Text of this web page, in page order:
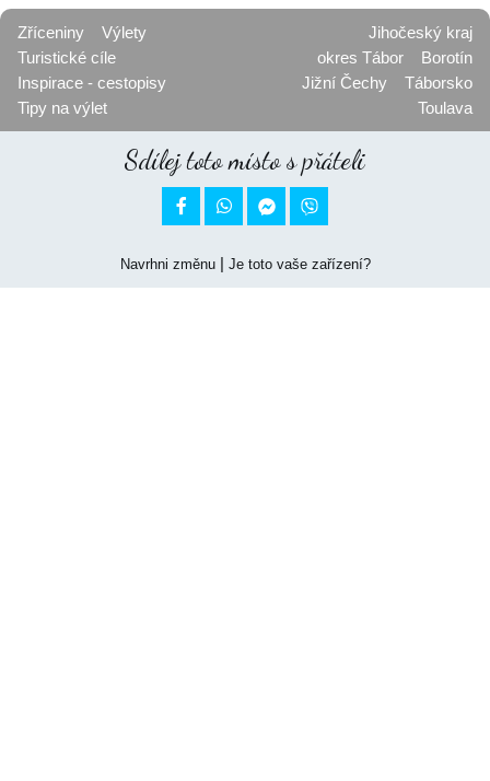
Zříceniny
Výlety
Turistické cíle
Inspirace - cestopisy
Tipy na výlet
Jihočeský kraj
okres Tábor
Borotín
Jižní Čechy
Táborsko
Toulava
Sdílej toto místo s přáteli
 
Navrhni změnu| Je toto vaše zařízení?